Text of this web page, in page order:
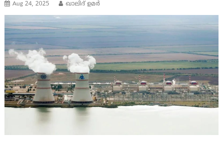
Aug 24, 2025 ഖാലിദ് ഉമര്‍